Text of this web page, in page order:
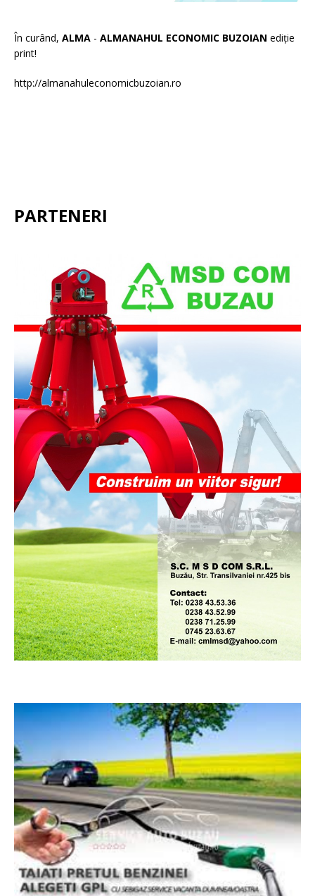
În curând, ALMA - ALMANAHUL ECONOMIC BUZOIAN ediție
print!
http://almanahuleconomicbuzoian.ro
PARTENERI